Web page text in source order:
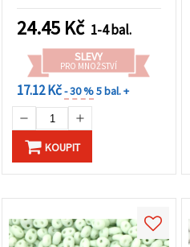
24.45 Kč 1-4 bal.
SLEVY
PRO MNOŽSTVÍ
17.12 Kč- 30 %5 bal. +
KOUPIT